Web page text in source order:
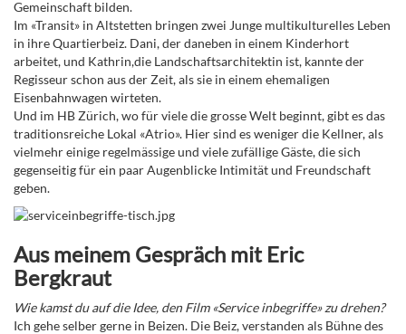
Gemeinschaft bilden.
Im «Transit» in Altstetten bringen zwei Junge multikulturelles Leben
in ihre Quartierbeiz. Dani, der daneben in einem Kinderhort
arbeitet, und Kathrin,die Landschaftsarchitektin ist, kannte der
Regisseur schon aus der Zeit, als sie in einem ehemaligen
Eisenbahnwagen wirteten.
Und im HB Zürich, wo für viele die grosse Welt beginnt, gibt es das
traditionsreiche Lokal «Atrio». Hier sind es weniger die Kellner, als
vielmehr einige regelmässige und viele zufällige Gäste, die sich
gegenseitig für ein paar Augenblicke Intimität und Freundschaft
geben.
Aus meinem Gespräch mit Eric
Bergkraut
Wie kamst du auf die Idee, den Film «Service inbegriffe» zu drehen?
Ich gehe selber gerne in Beizen. Die Beiz, verstanden als Bühne des